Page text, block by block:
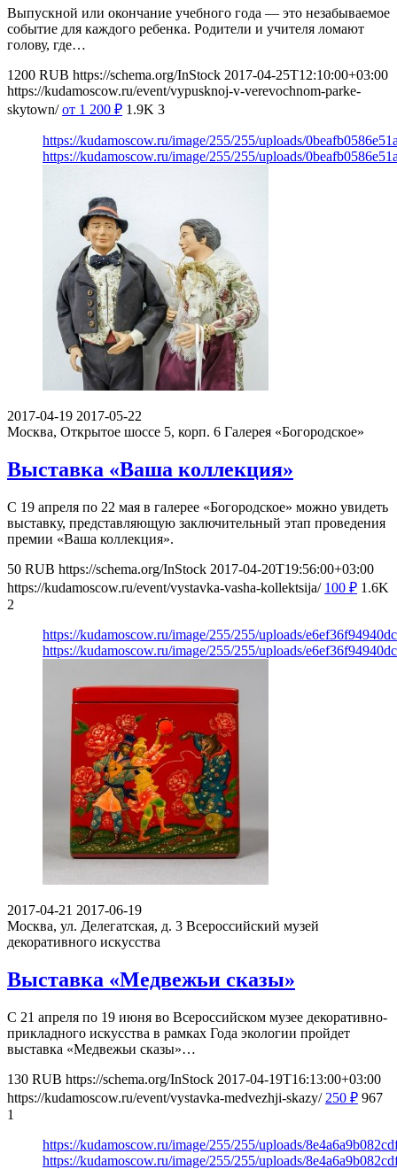
Выпускной или окончание учебного года — это незабываемое
событие для каждого ребенка. Родители и учителя ломают
голову, где…
1200 RUB https://schema.org/InStock 2017-04-25T12:10:00+03:00
https://kudamoscow.ru/event/vypusknoj-v-verevochnom-parke-
skytown/ от 1 200 ₽ 1.9K 3
https://kudamoscow.ru/image/255/255/uploads/
https://kudamoscow.ru/image/255/255/uploads/
2017-04-19 2017-05-22
Москва, Открытое шоссе 5, корп. 6 Галерея «Богородское»
Выставка «Ваша коллекция»
С 19 апреля по 22 мая в галерее «Богородское» можно увидеть
выставку, представляющую заключительный этап проведения
премии «Ваша коллекция».
50 RUB https://schema.org/InStock 2017-04-20T19:56:00+03:00
https://kudamoscow.ru/event/vystavka-vasha-kollektsija/ 100 ₽ 1.6K
2
https://kudamoscow.ru/image/255/255/uploads/
https://kudamoscow.ru/image/255/255/uploads/
2017-04-21 2017-06-19
Москва, ул. Делегатская, д. 3 Всероссийский музей
декоративного искусства
Выставка «Медвежьи сказы»
С 21 апреля по 19 июня во Всероссийском музее декоративно-
прикладного искусства в рамках Года экологии пройдет
выставка «Медвежьи сказы»…
130 RUB https://schema.org/InStock 2017-04-19T16:13:00+03:00
https://kudamoscow.ru/event/vystavka-medvezhji-skazy/ 250 ₽ 967
1
https://kudamoscow.ru/image/255/255/uploads/
https://kudamoscow.ru/image/255/255/uploads/